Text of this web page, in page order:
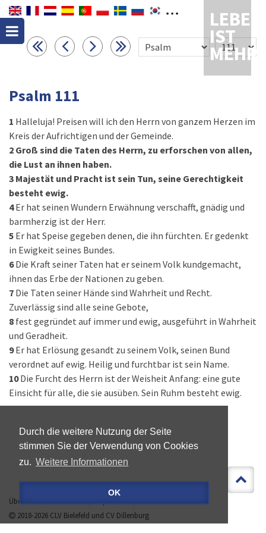
Durch die weitere Nutzung der Seite
stimmen Sie der Verwendung von Cookies
zu. Weitere Informationen
OK
LEBEN
IST
MEHR
Psalm 111
1 Halleluja! Preisen will ich den Herrn von ganzem Herzen im
Kreis der Aufrichtigen und der Gemeinde.
2 Groß sind die Taten des Herrn, zu erforschen von allen,
die Lust an ihnen haben.
3 Majestät und Pracht ist sein Tun, seine Gerechtigkeit
besteht ewig.
4 Er hat seinen Wundern Erwähnung verschafft, gnädig und
barmherzig ist der Herr.
5 Er hat Speise gegeben denen, die ihn fürchten. Er gedenkt
in Ewigkeit seines Bundes.
6 Die Kraft seiner Taten hat er seinem Volk kundgemacht,
ihnen das Erbe der Nationen zu geben.
7 Die Taten seiner Hände sind Wahrheit und Recht.
Zuverlässig sind alle seine Gebote,
8 fest gegründet auf immer und ewig, ausgeführt in Wahrheit
und Geradheit.
9 Er hat Erlösung gesandt zu seinem Volk, seinen Bund
verordnet auf ewig. Heilig und furchtbar ist sein Name.
10 Die Furcht des Herrn ist der Weisheit Anfang: eine gute
Einsicht für alle, die sie ausüben. Sein Ruhm besteht ewig.
Über »LEBEN IST MEHR«
2018-2026 CLV Bielefeld und CV Dillenburg